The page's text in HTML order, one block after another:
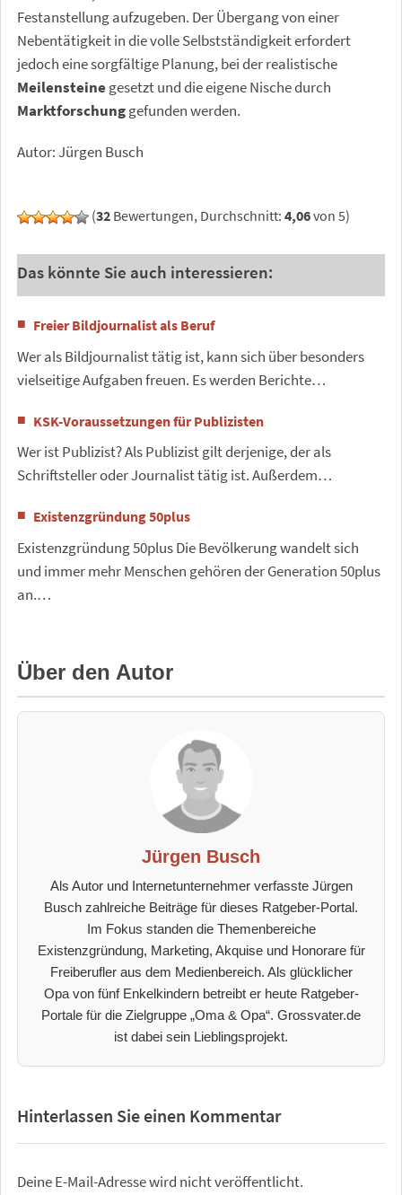
Festanstellung aufzugeben. Der Übergang von einer
Nebentätigkeit in die volle Selbstständigkeit erfordert
jedoch eine sorgfältige Planung, bei der realistische
Meilensteinegesetzt und die eigene Nische durch
Marktforschunggefunden werden.
Autor: Jürgen Busch
(32 Bewertungen, Durchschnitt: 4,06von 5)
Das könnte Sie auch interessieren:
Freier Bildjournalist als Beruf
Wer als Bildjournalist tätig ist, kann sich über besonders
vielseitige Aufgaben freuen. Es werden Berichte…
KSK-Voraussetzungen für Publizisten
Wer ist Publizist? Als Publizist gilt derjenige, der als
Schriftsteller oder Journalist tätig ist. Außerdem…
Existenzgründung 50plus
Existenzgründung 50plus Die Bevölkerung wandelt sich
und immer mehr Menschen gehören der Generation 50plus
an.…
Über den Autor
Jürgen Busch
Als Autor und Internetunternehmer verfasste Jürgen
Busch zahlreiche Beiträge für dieses Ratgeber-Portal.
Im Fokus standen die Themenbereiche
Existenzgründung, Marketing, Akquise und Honorare für
Freiberufler aus dem Medienbereich. Als glücklicher
Opa von fünf Enkelkindern betreibt er heute Ratgeber-
Portale für die Zielgruppe „Oma & Opa“. Grossvater.de
ist dabei sein Lieblingsprojekt.
Hinterlassen Sie einen Kommentar
Deine E-Mail-Adresse wird nicht veröffentlicht.